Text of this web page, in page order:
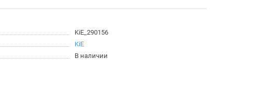
KiE_290156
KiE
В наличии